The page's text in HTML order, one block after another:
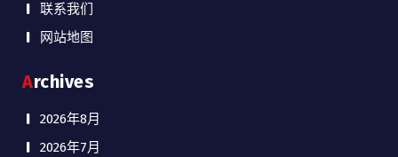
联系我们
网站地图
Archives
2026年8月
2026年7月